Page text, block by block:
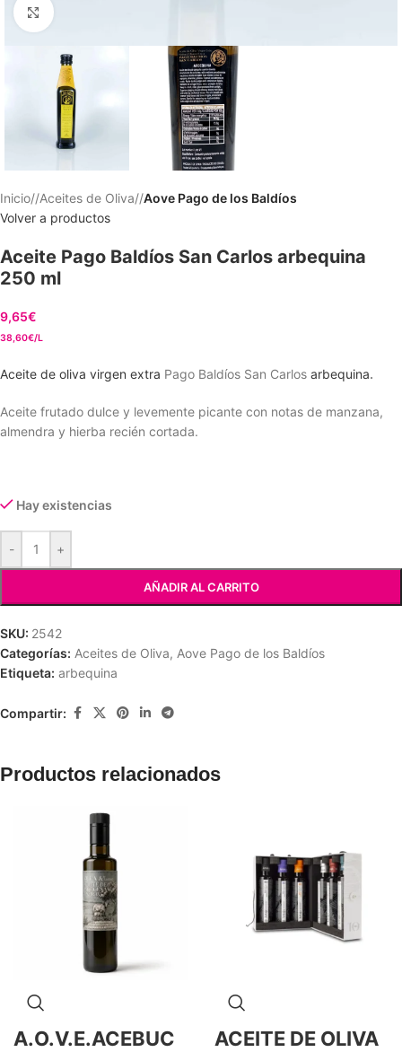
Clic para ampliar
Inicio/ Aceites de Oliva/ Aove Pago de los Baldíos
Volver a productos
Aceite Pago Baldíos San Carlos arbequina
250 ml
9,65€
38,60€/L
Aceite de oliva virgen extra Pago Baldíos San Carlos arbequina.
Aceite frutado dulce y levemente picante con notas de manzana,
almendra y hierba recién cortada.
Hay existencias
- +
AÑADIR AL CARRITO
SKU: 2542
Categorías: Aceites de Oliva, Aove Pago de los Baldíos
Etiqueta: arbequina
Compartir:
Productos relacionados
A.O.V.E.ACEBUC
ACEITE DE OLIVA